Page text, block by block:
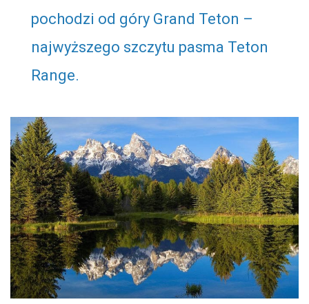
pochodzi od góry Grand Teton –
najwyższego szczytu pasma Teton
Range.